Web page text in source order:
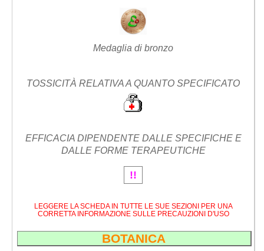
Medaglia di bronzo
TOSSICITÀ RELATIVA A QUANTO SPECIFICATO
EFFICACIA DIPENDENTE DALLE SPECIFICHE E
DALLE FORME TERAPEUTICHE
!!
LEGGERE LA SCHEDA IN TUTTE LE SUE SEZIONI PER UNA
CORRETTA INFORMAZIONE SULLE PRECAUZIONI D'USO
BOTANICA